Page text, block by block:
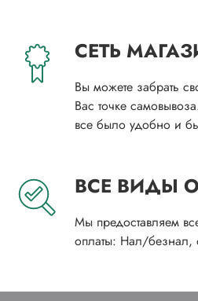
СЕТЬ
Вы можете забрать
Вас точке
все было удобно и
ВСЕ ВИДЫ
Мы предоставляем
оплаты: Нал/безнал,